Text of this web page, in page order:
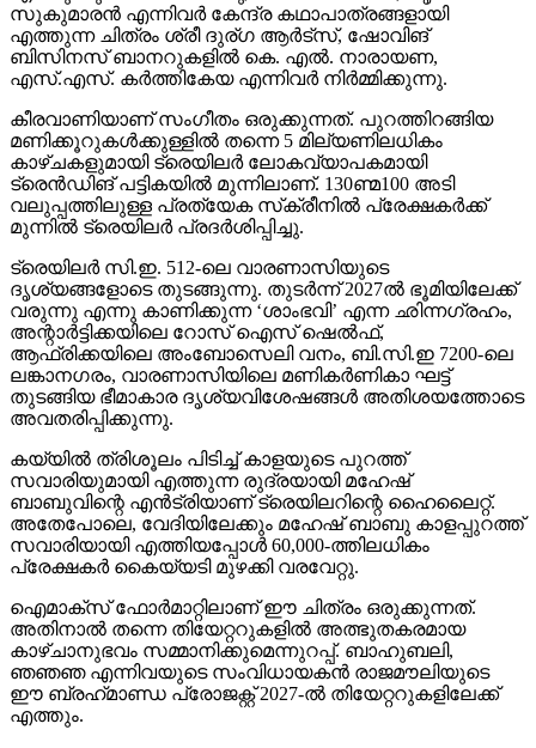
സുകുമാരന്‍ എന്നിവര്‍ കേന്ദ്ര കഥാപാത്രങ്ങളായി
എത്തുന്ന ചിത്രം ശ്രീ ദുര്ഗ ആര്‍ട്‌സ്, ഷോവിങ്
ബിസിനസ് ബാനറുകളില്‍ കെ. എല്‍. നാരായണ,
എസ്.എസ്. കര്‍ത്തികേയ എന്നിവര്‍ നിര്‍മ്മിക്കുന്നു.
കീരവാണിയാണ് സംഗീതം ഒരുക്കുന്നത്. പുറത്തിറങ്ങിയ
മണിക്കൂറുകള്‍ക്കുള്ളില്‍ തന്നെ 5 മില്യണിലധികം
കാഴ്ചകളുമായി ട്രെയിലര്‍ ലോകവ്യാപകമായി
ട്രെന്‍ഡിങ് പട്ടികയില്‍ മുന്നിലാണ്. 130ണ്മ100 അടി
വലുപ്പത്തിലുള്ള പ്രത്യേക സ്‌ക്രീനില്‍ പ്രേക്ഷകര്‍ക്ക്
മുന്നില്‍ ട്രെയിലര്‍ പ്രദര്‍ശിപ്പിച്ചു.
ട്രെയിലര്‍ സി.ഇ. 512-ലെ വാരണാസിയുടെ
ദൃശ്യങ്ങളോടെ തുടങ്ങുന്നു. തുടര്‍ന്ന് 2027ല്‍ ഭൂമിയിലേക്ക്
വരുന്നു എന്നു കാണിക്കുന്ന ‘ശാംഭവി’ എന്ന ഛിന്നഗ്രഹം,
അന്റാര്‍ട്ടിക്കയിലെ റോസ് ഐസ് ഷെല്‍ഫ്,
ആഫ്രിക്കയിലെ അംബോസെലി വനം, ബി.സി.ഇ 7200-ലെ
ലങ്കാനഗരം, വാരണാസിയിലെ മണികര്‍ണികാ ഘട്ട്
തുടങ്ങിയ ഭീമാകാര ദൃശ്യവിശേഷങ്ങള്‍ അതിശയത്തോടെ
അവതരിപ്പിക്കുന്നു.
കയ്യില്‍ ത്രിശൂലം പിടിച്ച് കാളയുടെ പുറത്ത്
സവാരിയുമായി എത്തുന്ന രുദ്രയായി മഹേഷ്
ബാബുവിന്റെ എന്‍ട്രിയാണ് ട്രെയിലറിന്റെ ഹൈലൈറ്റ്.
അതേപോലെ, വേദിയിലേക്കും മഹേഷ് ബാബു കാളപ്പുറത്ത്
സവാരിയായി എത്തിയപ്പോള്‍ 60,000-ത്തിലധികം
പ്രേക്ഷകര്‍ കൈയ്യടി മുഴക്കി വരവേറ്റു.
ഐമാക്‌സ് ഫോര്‍മാറ്റിലാണ് ഈ ചിത്രം ഒരുക്കുന്നത്.
അതിനാല്‍ തന്നെ തിയേറ്ററുകളില്‍ അത്ഭുതകരമായ
കാഴ്ചാനുഭവം സമ്മാനിക്കുമെന്നുറപ്പ്. ബാഹുബലി,
ഞഞഞ എന്നിവയുടെ സംവിധായകന്‍ രാജമൗലിയുടെ
ഈ ബ്രഹ്‌മാണ്ഡ പ്രോജക്റ്റ് 2027-ല്‍ തിയേറ്ററുകളിലേക്ക്
എത്തും.